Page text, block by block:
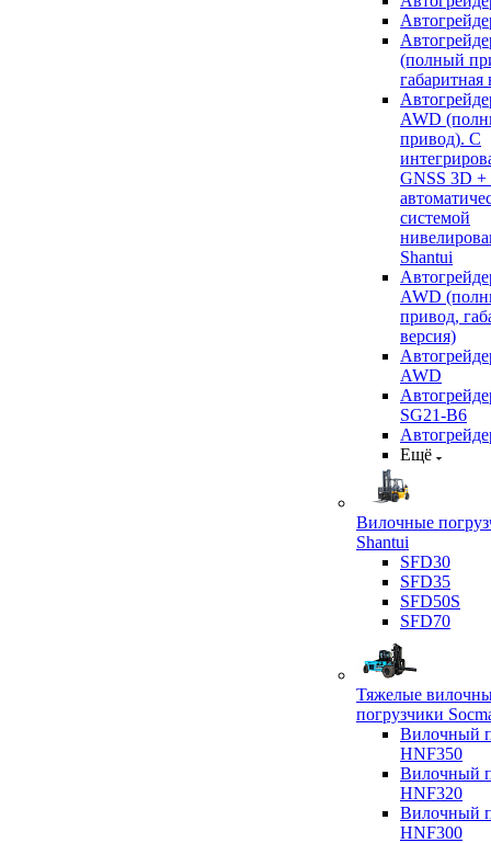
(полный
габаритная
AWD
привод). С
GNSS 3D +
системой
Shantui
AWD
привод,
версия)
AWD
SG21-B6
Ещё
Вилочные
Shantui
SFD30
SFD35
SFD50S
SFD70
Тяжелые
погрузчики
Вилочный
HNF350
Вилочный
HNF320
Вилочный
HNF300